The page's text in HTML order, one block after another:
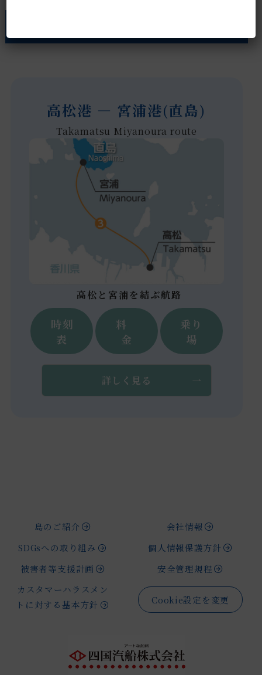
高松港 ― 宮浦港(直島)
Takamatsu Miyanoura route
高松と宮浦を結ぶ航路
時刻
表
料
金
乗り
場
詳しく見る
島のご紹介
会社情報
SDGsへの取り組み
個人情報保護方針
被害者等支援計画
安全管理規程
カスタマーハラスメン
トに対する基本方針
Cookie設定を変更